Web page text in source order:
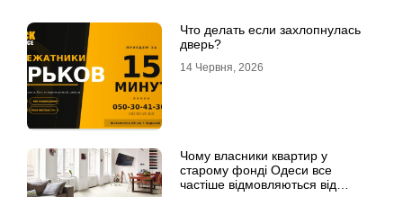
Что делать если захлопнулась
дверь?
14 Червня, 2026
Чому власники квартир у
старому фонді Одеси все
частіше відмовляються від